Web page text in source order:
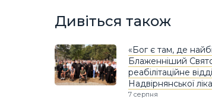
Дивіться також
«Бог є там, де
Блаженніший
реабілітаційне
Надвірнянської
7 серпня